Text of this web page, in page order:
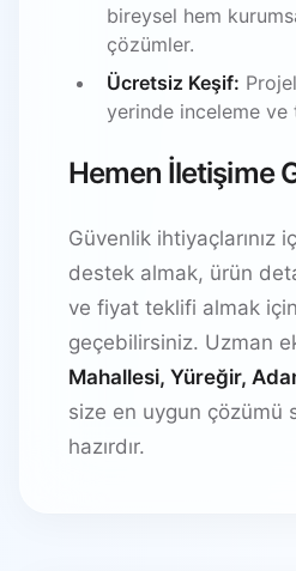
bireysel hem
çözümler.
Ücretsiz Keşif:
yerinde inceleme ve
Hemen İletişime
Güvenlik ihtiyaçlarınız
destek almak, ürün
ve fiyat teklifi almak
geçebilirsiniz. Uzman
Mahallesi, Yüreğir,
size en uygun çözümü
hazırdır.